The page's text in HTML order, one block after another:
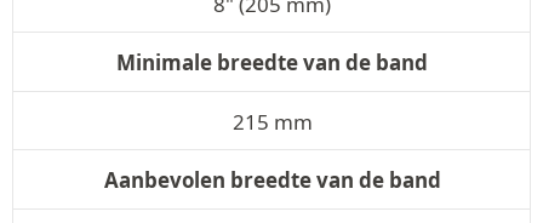
Minimale breedte van de band
215 mm
Aanbevolen breedte van de band